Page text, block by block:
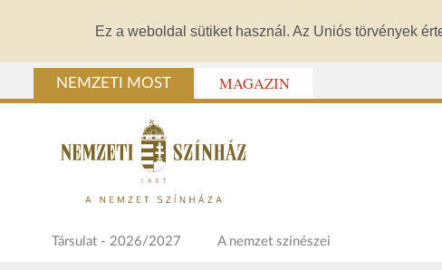
Ez a weboldal sütiket használ. Az Uniós törvények
NEMZETI MOST MAGAZIN
Társulat - 2026/2027 A nemzet színészei